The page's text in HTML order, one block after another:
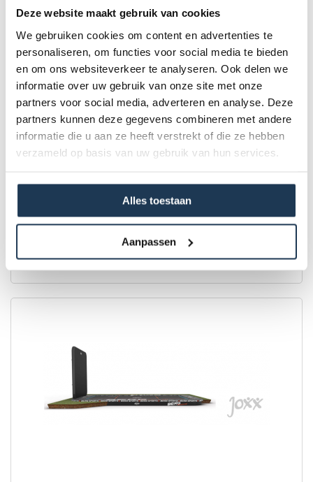
Deze website maakt gebruik van cookies
We gebruiken cookies om content en advertenties te
personaliseren, om functies voor social media te bieden
en om ons websiteverkeer te analyseren. Ook delen we
informatie over uw gebruik van onze site met onze
partners voor social media, adverteren en analyse. Deze
partners kunnen deze gegevens combineren met andere
informatie die u aan ze heeft verstrekt of die ze hebben
verzameld op basis van uw gebruik van hun services.
Alles toestaan
Aanpassen
BERG Ultim Pro Bouncer FlatGround 5x5